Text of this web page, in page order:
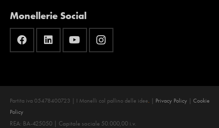
Monellerie Social
Partita iva 05478400723 | I Monelli col pallino delle idee. Privacy Policy
Cookie
Policy
REA: BA-425050 | Capitale sociale 50.000,00 i.v.